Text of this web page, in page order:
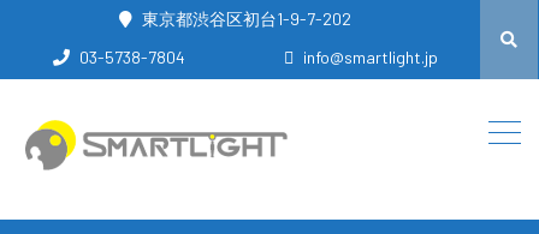
東京都渋谷区初台1-9-7-202
03-5738-7804
info@smartlight.jp